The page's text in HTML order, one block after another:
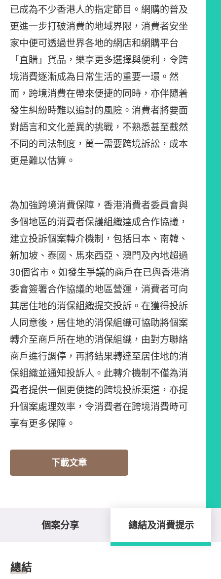
已成為不少香港人的指定節目。網購的普及
更進一步打破消費的地域界限，消費者安坐
家中便可透過世界各地的網店和網購平台
「直購」貨品，樂享更多選擇與便利，令跨
境消費逐漸成為日常生活的重要一環。然
而，跨境消費在帶來便捷的同時，亦伴隨着
發生糾紛時難以追討的風險。消費者將要面
對語言和文化差異的挑戰，不熟悉甚至截然
不同的司法制度，萬一需要跨境訴訟，成本
更是難以估算。
為加強跨境消費保障，香港消費者委員會與
多個地區的消費者保護組織達成合作協議，
建立投訴個案轉介機制，包括日本、南韓、
新加坡、泰國、馬來西亞、澳門及內地超過
30個省市。如發生爭議的商戶在已與香港消
委會簽署合作協議的地區營運，消費者可向
其居住地的消保組織提交投訴。在獲得投訴
人同意後，居住地的消保組織可協助將個案
轉介至商戶所在地的消保組織，由對方聯絡
商戶進行調停，再將結果轉達至居住地的消
保組織並通知投訴人。此轉介機制不僅為消
費者提供一個更便捷的跨境投訴渠道，亦提
升個案處理效率，令消費者在跨境消費時可
享有更多保障。
下載文章
個案分享 總結及消費提示
總結